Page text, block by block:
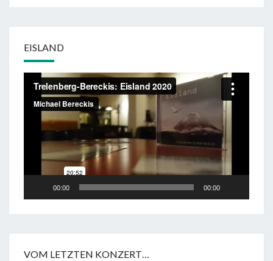
EISLAND
Video-
Player
00:00 00:00
VOM LETZTEN KONZERT…